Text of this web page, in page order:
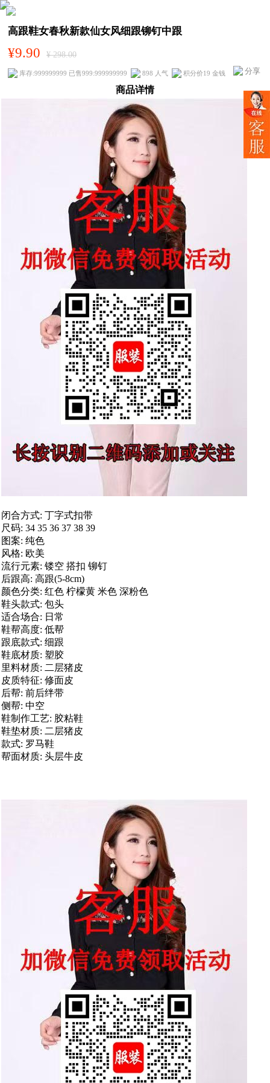
高跟鞋女春秋新款仙女风细跟铆钉中跟
分享
¥9.90 ¥ 298.00
库存:999999999 已售999:999999999 898 人气 积分价19 金钱
商品详情
闭合方式: 丁字式扣带
尺码: 34 35 36 37 38 39
图案: 纯色
风格: 欧美
流行元素: 镂空 搭扣 铆钉
后跟高: 高跟(5-8cm)
颜色分类: 红色 柠檬黄 米色 深粉色
鞋头款式: 包头
适合场合: 日常
鞋帮高度: 低帮
跟底款式: 细跟
鞋底材质: 塑胶
里料材质: 二层猪皮
皮质特征: 修面皮
后帮: 前后绊带
侧帮: 中空
鞋制作工艺: 胶粘鞋
鞋垫材质: 二层猪皮
款式: 罗马鞋
帮面材质: 头层牛皮